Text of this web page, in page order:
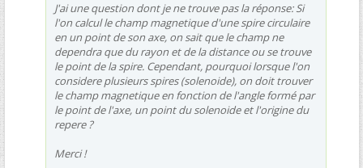
J'ai une question dont je ne trouve pas la réponse: Si
l'on calcul le champ magnetique d'une spire circulaire
en un point de son axe, on sait que le champ ne
dependra que du rayon et de la distance ou se trouve
le point de la spire. Cependant, pourquoi lorsque l'on
considere plusieurs spires (solenoide), on doit trouver
le champ magnetique en fonction de l'angle formé par
le point de l'axe, un point du solenoide et l'origine du
repere ?
Merci !